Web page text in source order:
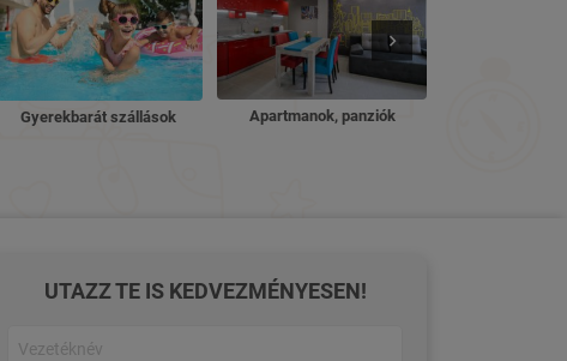
Gyerekbarát szállások Apartmanok, panziók
UTAZZ TE IS KEDVEZMÉNYESEN!